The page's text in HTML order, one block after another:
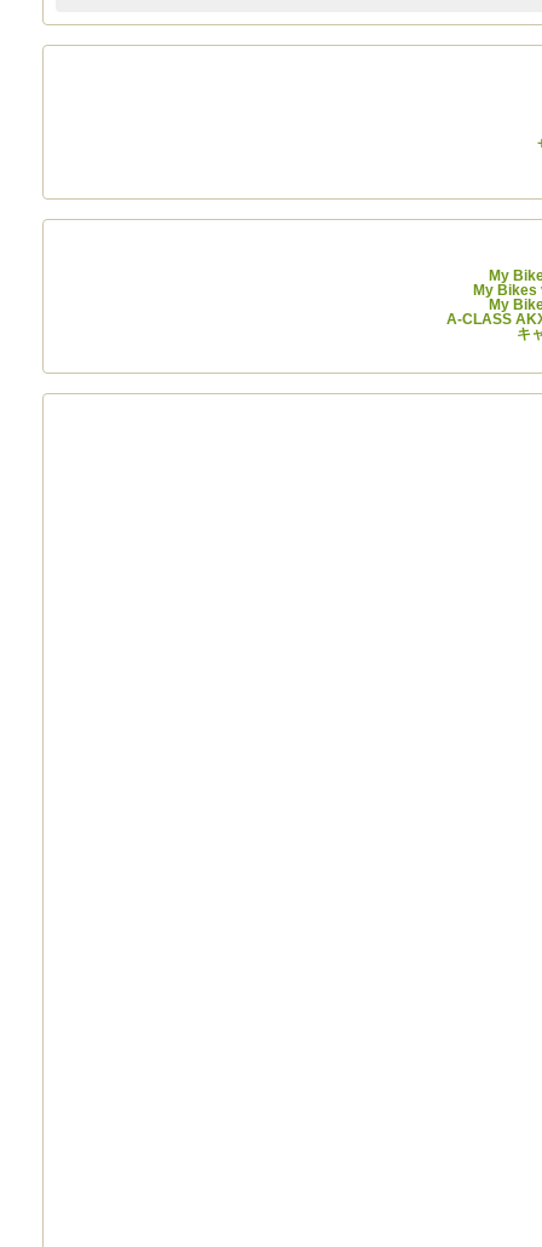
My
My Bikes
My
A-CLASS
キ